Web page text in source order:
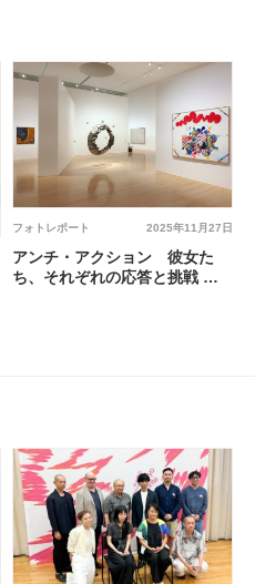
2025年11月27日
フォトレポート
アンチ・アクション 彼女た
ち、それぞれの応答と挑戦 @